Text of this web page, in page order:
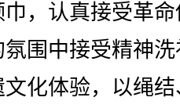
，认真接受革
围中接受精神
化体验，以绳